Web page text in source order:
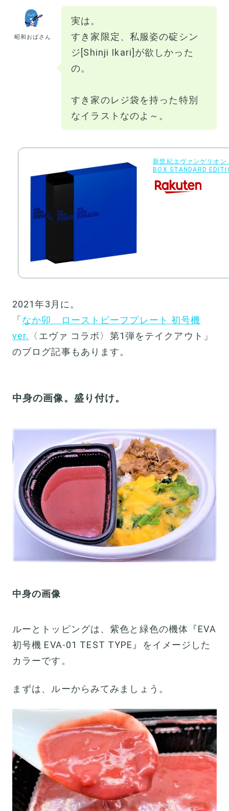
昭和おばさん
実は。
すき家限定、私服姿の碇シン
ジ[Shinji Ikari]が欲しかった
の。
すき家のレジ袋を持った特別
なイラストなのよ～。
新世紀エヴァンゲリオ
BOX STANDARD
2021年3月に。
「 なか卯 ローストビーフプレート 初号機
ver.
〈エヴァ コラボ〉第1弾をテイクアウト」
のブログ記事もあります。
中身の画像。盛り付け。
中身の画像
ルーとトッピングは、紫色と緑色の機体『EVA
初号機 EVA-01 TEST TYPE』をイメージした
カラーです。
まずは、ルーからみてみましょう。